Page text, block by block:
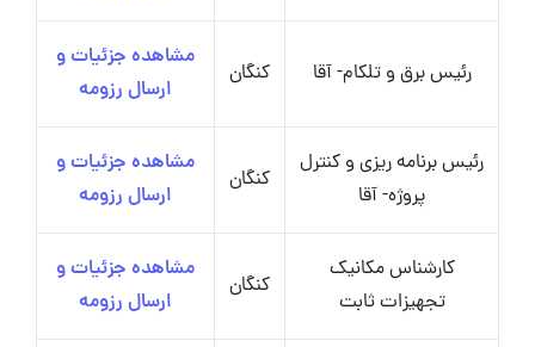
رئیس برق و تلکام- آقا کنگان
مشاهده جزئیات و
ارسال رزومه
رئیس برنامه ریزی و کنترل
پروژه- آقا
کنگان
مشاهده جزئیات و
ارسال رزومه
کارشناس مکانیک
تجهیزات ثابت
کنگان
مشاهده جزئیات و
ارسال رزومه